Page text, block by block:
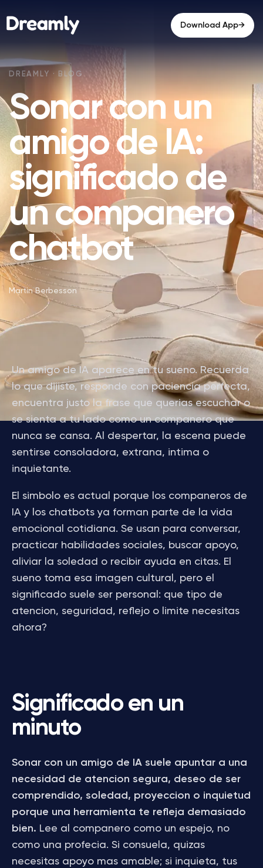
Download App→
Sonar con un
amigo de IA:
significado de
un companero
chatbot
Martin Berbesson
Un amigo de IA aparece en tu sueno. Recuerda
lo que dijiste, responde con paciencia perfecta,
encuentra justo la frase que querias escuchar o
se sienta a tu lado como un companero que
nunca se cansa. Al despertar, la escena puede
sentirse consoladora, extrana, intima o
inquietante.
El simbolo es actual porque los companeros de
IA y los chatbots ya forman parte de la vida
emocional cotidiana. Se usan para conversar,
practicar habilidades sociales, buscar apoyo,
aliviar la soledad o recibir ayuda en citas. El
sueno toma esa imagen cultural, pero el
significado suele ser personal: que tipo de
atencion, seguridad, reflejo o limite necesitas
ahora?
Significado en un
minuto
Sonar con un amigo de IA suele apuntar a una
necesidad de atencion segura, deseo de ser
comprendido, soledad, proyeccion o inquietud
porque una herramienta te refleja demasiado
bien. Lee al companero como un espejo, no
como una profecia. Si consuela, quizas
necesitas apoyo mas amable; si inquieta, tus